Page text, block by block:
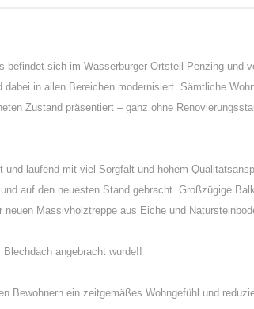
befindet sich im Wasserburger Ortsteil Penzing
in allen Bereichen modernisiert. Sämtliche
Zustand präsentiert – ganz ohne
laufend mit viel Sorgfalt und hohem
auf den neuesten Stand gebracht. Großzügige
Massivholztreppe aus Eiche und
angebracht wurde!!
Bewohnern ein zeitgemäßes Wohngefühl und